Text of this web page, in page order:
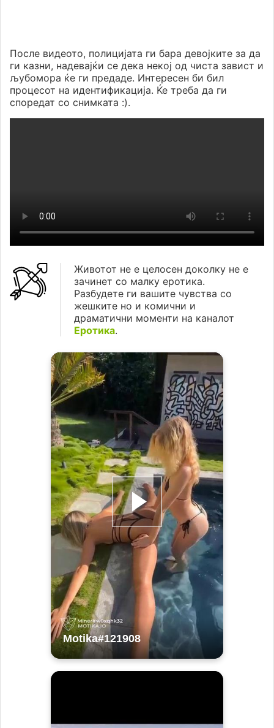
После видеото, полицијата ги бара девојките за да
ги казни, надевајќи се дека некој од чиста завист и
љубомора ќе ги предаде. Интересен би бил
процесот на идентификација. Ќе треба да ги
споредат со снимката :).
Животот не е целосен доколку не е
зачинет со малку еротика.
Разбудете ги вашите чувства со
жешките но и комични и
драматични моменти на каналот
Еротика.